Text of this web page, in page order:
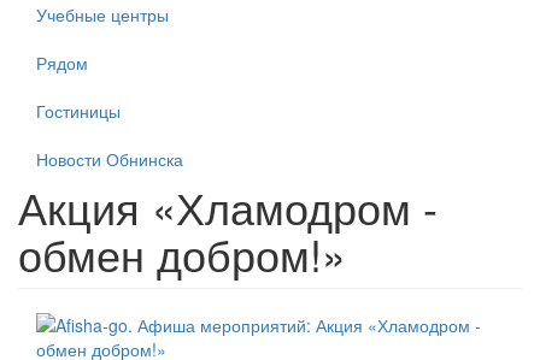
Учебные центры
Рядом
Гостиницы
Новости Обнинска
Акция «Хламодром -
обмен добром!»